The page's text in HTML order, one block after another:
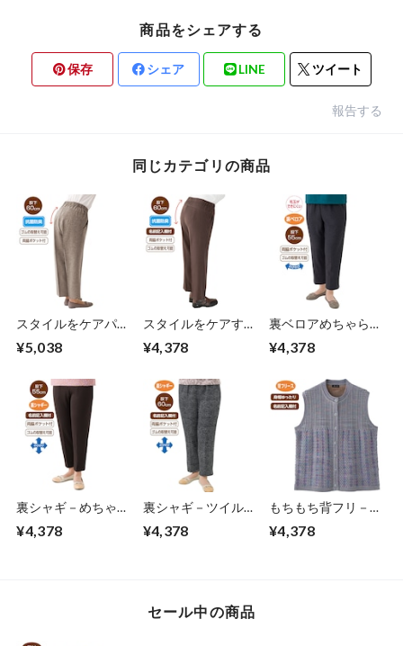
商品をシェアする
保存 シェア LINE ツイート
報告する
同じカテゴリの商品
スタイルをケアパン
ツ（春夏タイプ婦
人）
¥5,038
スタイルをケアする
パンツ(通年タイプ
婦人）
¥4,378
裏ベロアめちゃらく
パンツ（婦人）
¥4,378
裏シャギ－めちゃら
くパンツ（婦人）
¥4,378
裏シャギ－ツイル柄
めちゃらくパンツ
（婦人）
¥4,378
もちもち背フリ－ス
ベスト②（婦人）
¥4,378
セール中の商品